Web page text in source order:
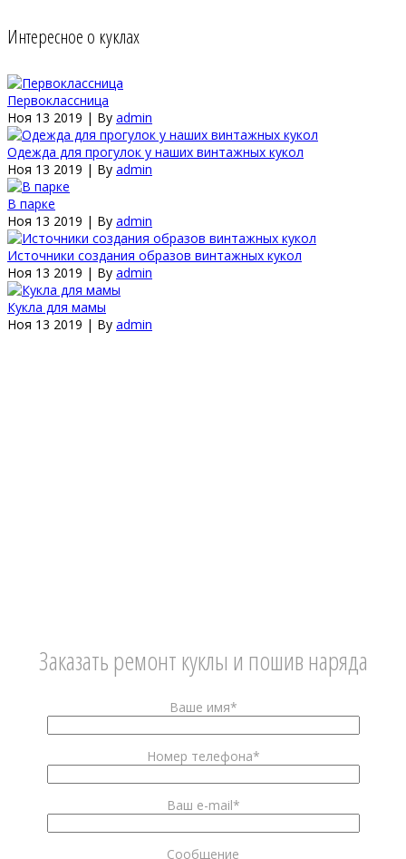
Интересное о куклах
Первоклассница
Ноя 13 2019 | By admin
Одежда для прогулок у наших винтажных кукол
Ноя 13 2019 | By admin
В парке
Ноя 13 2019 | By admin
Источники создания образов винтажных кукол
Ноя 13 2019 | By admin
Кукла для мамы
Ноя 13 2019 | By admin
Заказать ремонт куклы и пошив наряда
Ваше имя*
Номер телефона*
Ваш e-mail*
Сообщение